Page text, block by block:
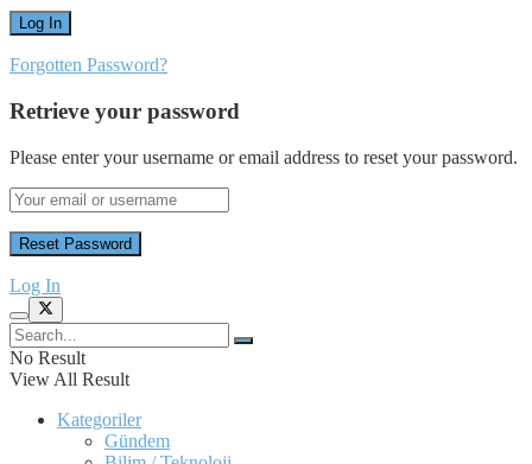
Forgotten Password?
Retrieve your password
Please enter your username or email address to reset your password.
Log In
No Result
View All Result
Kategoriler
Gündem